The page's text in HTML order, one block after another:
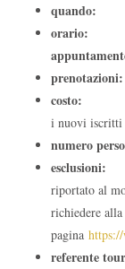
quando:
orario:
prenotazioni:
costo: 15
i nuovi iscritti
numero
esclusioni:
riportato al
richiedere
pagina
referente